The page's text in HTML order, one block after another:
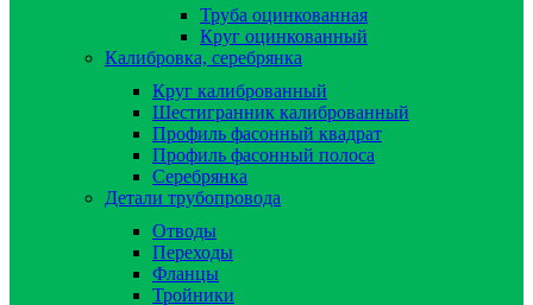
Труба оцинкованная
Круг оцинкованный
Калибровка, серебрянка
Круг калиброванный
Шестигранник калиброванный
Профиль фасонный квадрат
Профиль фасонный полоса
Серебрянка
Детали трубопровода
Отводы
Переходы
Фланцы
Тройники